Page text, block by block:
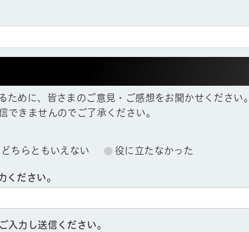
ために、皆さまのご意見・ご感想をお聞かせください。
できませんのでご了承ください。
どちらともいえない 役に立たなかった
ください。
入力し送信ください。